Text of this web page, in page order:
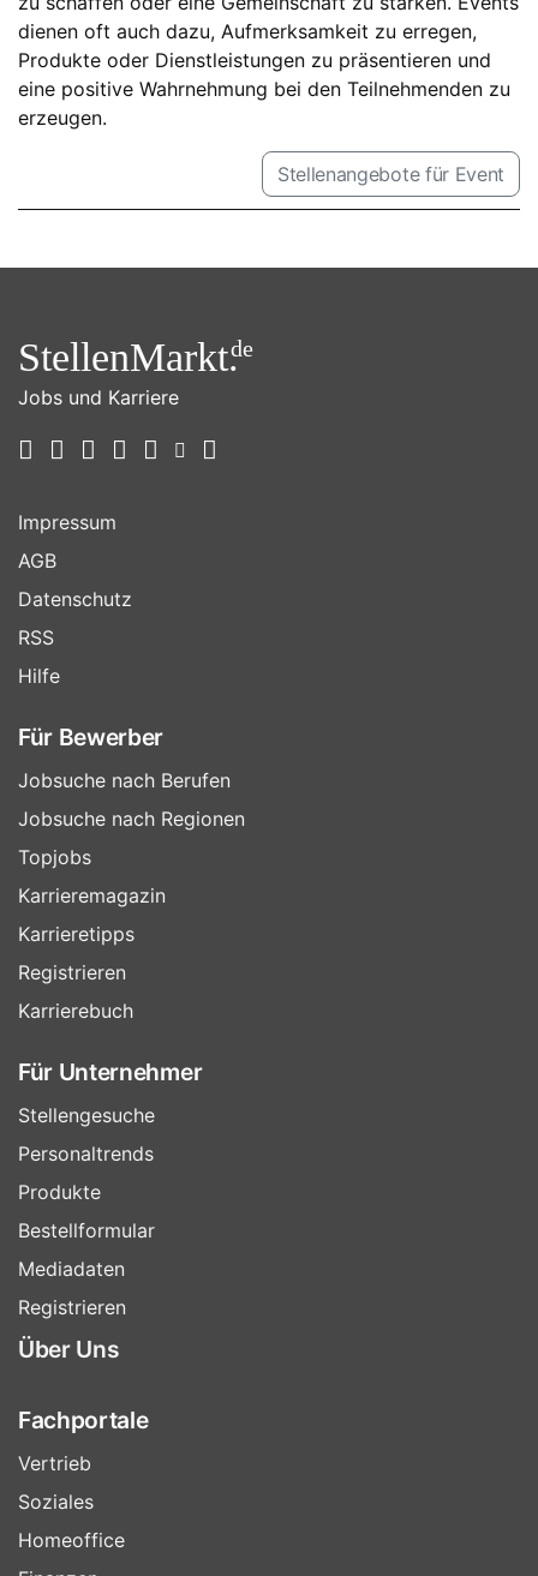
dienen oft auch dazu, Aufmerksamkeit zu erregen,
Produkte oder Dienstleistungen zu präsentieren und
eine positive Wahrnehmung bei den Teilnehmenden zu
erzeugen.
Stellenangebote für Event
StellenMarkt.de
Jobs und Karriere
Impressum
AGB
Datenschutz
RSS
Hilfe
Für Bewerber
Jobsuche nach Berufen
Jobsuche nach Regionen
Topjobs
Karrieremagazin
Karrieretipps
Registrieren
Karrierebuch
Für Unternehmer
Stellengesuche
Personaltrends
Produkte
Bestellformular
Mediadaten
Registrieren
Über Uns
Fachportale
Vertrieb
Soziales
Homeoffice